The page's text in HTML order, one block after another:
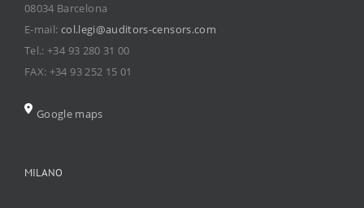
08034 Barcelona
E-mail: col.legi@auditors-censors.com
Tel.: +34 93 280 31 00
FAX: +34 93 252 15 01
Google maps
MILANO